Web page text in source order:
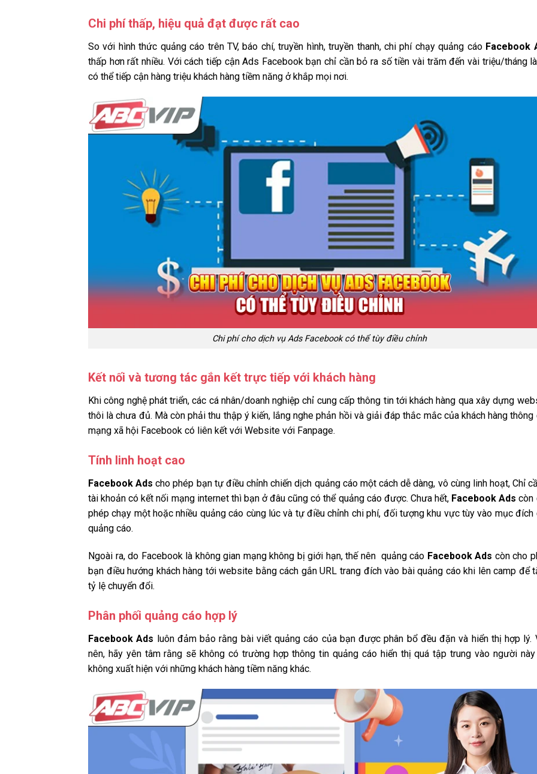
Chi phí thấp, hiệu quả đạt được rất cao
So với hình thức quảng cáo trên TV, báo chí, truyền hình, truyền thanh, chi phí chạy quảng cáo Facebook
thấp hơn rất nhiều. Với cách tiếp cận Ads Facebook bạn chỉ cần bỏ ra số tiền vài trăm đến vài triệu/tháng
có thể tiếp cận hàng triệu khách hàng tiềm năng ở khắp mọi nơi.
Chi phí cho dịch vụ Ads Facebook có thể tùy điều chỉnh
Kết nối và tương tác gắn kết trực tiếp với khách hàng
Khi công nghệ phát triển, các cá nhân/doanh nghiệp chỉ cung cấp thông tin tới khách hàng qua xây dựng
thôi là chưa đủ. Mà còn phải thu thập ý kiến, lắng nghe phản hồi và giải đáp thắc mắc của khách hàng thông
mạng xã hội Facebook có liên kết với Website với Fanpage.
Tính linh hoạt cao
Facebook Ads cho phép bạn tự điều chỉnh chiến dịch quảng cáo một cách dễ dàng, vô cùng linh hoạt, Chỉ
tài khoản có kết nối mạng internet thì bạn ở đâu cũng có thể quảng cáo được. Chưa hết, Facebook Ads còn
phép chạy một hoặc nhiều quảng cáo cùng lúc và tự điều chỉnh chi phí, đối tượng khu vực tùy vào mục đích
quảng cáo.
Ngoài ra, do Facebook là không gian mạng không bị giới hạn, thế nên quảng cáo Facebook Ads còn cho
bạn điều hướng khách hàng tới website bằng cách gắn URL trang đích vào bài quảng cáo khi lên camp để
tỷ lệ chuyển đổi.
Phân phối quảng cáo hợp lý
Facebook Ads luôn đảm bảo rằng bài viết quảng cáo của bạn được phân bổ đều đặn và hiển thị hợp lý.
nên, hãy yên tâm rằng sẽ không có trường hợp thông tin quảng cáo hiển thị quá tập trung vào người này
không xuất hiện với những khách hàng tiềm năng khác.